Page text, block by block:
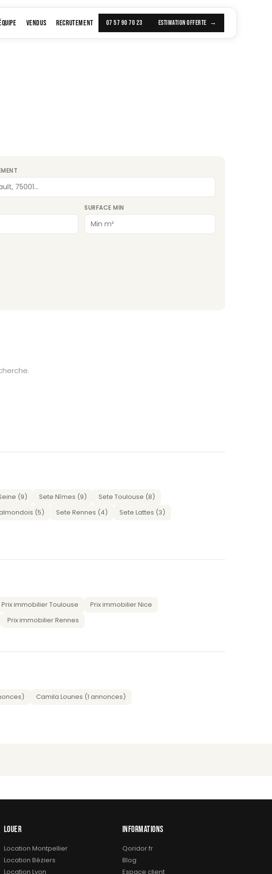
VENDUS RECRUTEMENT 07 57 90 70 23 ESTIMATION OFFERTE
SURFACE MIN
(9) Sete Nîmes (9)
Sete Toulouse (8)
(5) Sete Rennes (4)
Sete Lattes (3)
Prix immobilier Toulouse
Prix immobilier Nice
Prix immobilier Rennes
Camila Lounes (1 annonces)
LOUER
Location Montpellier
Location Béziers
Location Lyon
INFORMATIONS
Qoridor.fr
Blog
Espace client